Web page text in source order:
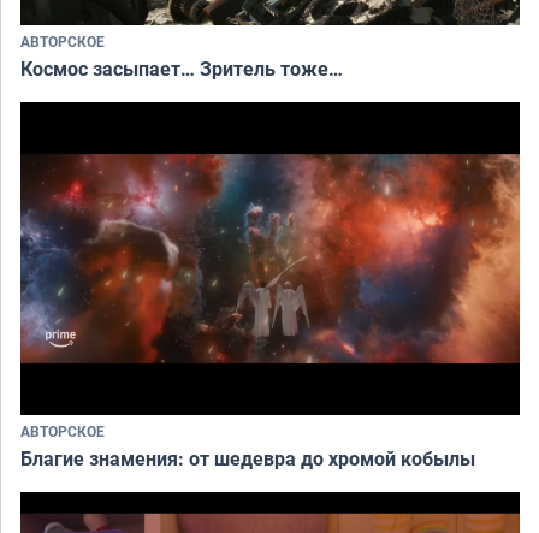
АВТОРСКОЕ
Космос засыпает… Зритель тоже…
АВТОРСКОЕ
Благие знамения: от шедевра до хромой кобылы